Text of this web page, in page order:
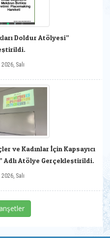
Doldur Atölyesi”
Salı
ve Kadınlar İçin Kapsayıcı
Adlı Atölye Gerçekleştirildi.
Salı